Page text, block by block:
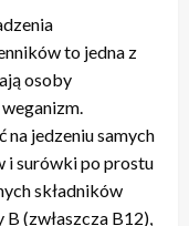
to jedna z
osoby
na jedzeniu samych
i surówki po prostu
składników
(zwłaszcza B12),